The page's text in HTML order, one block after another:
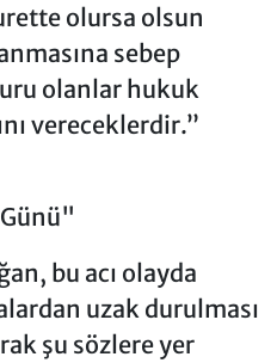
olursa olsun
sebep
olanlar hukuk
vereceklerdir.”
bu acı olayda
uzak durulması
şu sözlere yer